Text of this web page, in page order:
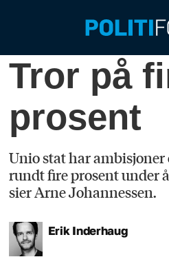
Tror på
prosent
Unio stat har ambisjoner
rundt fire prosent under
sier Arne Johannessen.
Erik Inderhaug